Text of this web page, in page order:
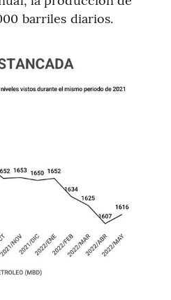
barriles diarios.